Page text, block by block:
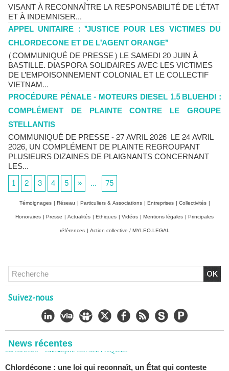
VISANT À RECONNAÎTRE LA RESPONSABILITÉ DE L'ÉTAT
ET À INDEMNISER...
APPEL UNITAIRE : "JUSTICE POUR LES VICTIMES DU
CHLORDECONE ET DE L'AGENT ORANGE"
(COMMUNIQUÉ DE PRESSE) LE SAMEDI 20 JUIN À
BASTILLE. DIASPORA SOLIDAIRES AVEC LES VICTIMES
DE L’EMPOISONNEMENT COLONIAL ET LE COLLECTIF
VIETNAM...
PROCÉDURE PÉNALE - MOTEURS DIESEL 1.5 BLUEHDI :
COMPLÉMENT DE PLAINTE CONTRE LE GROUPE
STELLANTIS
COMMUNIQUÉ DE PRESSE - 27 AVRIL 2026 LE 24 AVRIL
2026, UN COMPLÉMENT DE PLAINTE REGROUPANT
PLUSIEURS DIZAINES DE PLAIGNANTS CONCERNANT
LES...
1
2 3 4 5 » ... 75
Témoignages | Réseau | Particuliers & Associations | Entreprises | Collectivités |
Honoraires | Presse | Actualités | Ethiques | Vidéos | Mentions légales | Principales
références | Action collective / MYLEO.LEGAL
Suivez-nous
News récentes
Chlordécone : un non-lieu confirmé, la bataille se déplace
vers la Cour de cassation
30/06/2026 -Christophe LEGUEVAQUES
CHLORDÉCONE Déclaration de Me Christophe
LÈGUEVAQUES (CLE), avocat de parties civiles, après la
décision de confirmation du non-lieu
22/06/2026 - Christophe LEGUEVAQUES
Chlordécone : une loi qui reconnaît, un État qui conteste
02/06/2026 -Christophe LEGUEVAQUES